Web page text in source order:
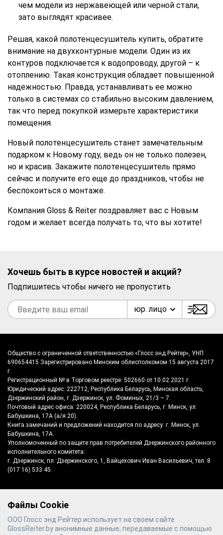
Файлы Cookie
ООО Глосс энд Рейтер использует на своем сайте
GlossReiter.by анонимные данные, передаваемые с помощью
чем модели из нержавеющей или черной стали,
зато выглядят красивее.
Решая, какой полотенцесушитель купить, обратите
внимание на двухконтурные модели. Один из их
контуров подключается к водопроводу, другой – к
отоплению. Такая конструкция обладает повышенной
надежностью. Правда, устанавливать ее можно
только в системах со стабильно высоким давлением,
так что перед покупкой измерьте характеристики
помещения.
Новый полотенцесушитель станет замечательным
подарком к Новому году, ведь он не только полезен,
но и красив. Закажите полотенцесушитель прямо
сейчас и получите его еще до праздников, чтобы не
беспокоиться о монтаже.
Компания Gloss & Reiter поздравляет вас с Новым
годом и желает всегда получать то, что вы хотите!
Хочешь быть в курсе новостей и акций?
Подпишитесь чтобы ничего не пропустить
юр. лицо
Общество с ограниченной ответственностью «Глосс энд Рейтер», УНП
690654415 Зарегистрировано Минским облисполкомом 15 августа 2017
г.
Регистрационный № в Торговом реестре: 502660 от 10.02.2021 г.
Юридический адрес: 222712, Республика Беларусь, Минская область,
Дзержинский район, г. Дзержинск, ул. Фоминых, 21/3 – 7.
Почтовый адрес офиса: 220024, Республика Беларусь, г. Минск, ул.
Бабушкина, 17А (а/я 20).
Книга замечаний и предложений находится по адресу: г. Минск, ул.
Бабушкина, 17А.
Уполномоченный по защите прав потребителей Дзержинского районного
исполнительного комитета:
г. Дзержинск, пл. Дзержинского, 1, Вайцехович Иван Васильевич, тел. 8
(017 16) 533 45.
©2026
Gloss & Reiter- производитель
полотенцесушителей №1 в Беларуси